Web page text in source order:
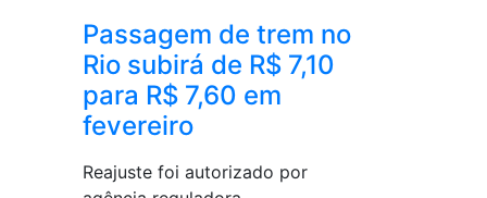
Passagem de trem no
Rio subirá de R$ 7,10
para R$ 7,60 em
fevereiro
Reajuste foi autorizado por